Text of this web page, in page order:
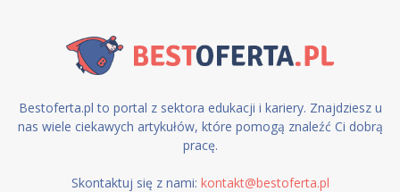
Bestoferta.pl to portal z sektora edukacji i kariery. Znajdziesz u
nas wiele ciekawych artykułów, które pomogą znaleźć Ci dobrą
pracę.
Skontaktuj się z nami: kontakt@bestoferta.pl